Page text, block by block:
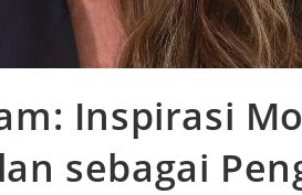
Inspirasi
sebagai